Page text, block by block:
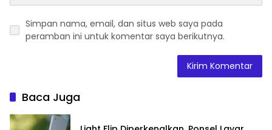
Simpan nama, email, dan situs web saya pada
peramban ini untuk komentar saya berikutnya.
Baca Juga